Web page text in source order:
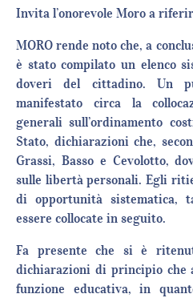
Invita l’onorevole Moro a
MORO rende noto che, a
è stato compilato un elenco
doveri del cittadino. Un
manifestato circa la
generali sull’ordinamento
Stato, dichiarazioni che,
Grassi, Basso e Cevolotto,
sulle libertà personali. Egli
di opportunità sistematica,
essere collocate in seguito.
Fa presente che si è
dichiarazioni di principio che
funzione educativa, in